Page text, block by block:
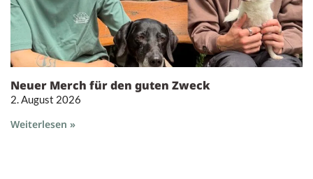
Neuer Merch für den guten Zweck
2. August 2026
Weiterlesen »